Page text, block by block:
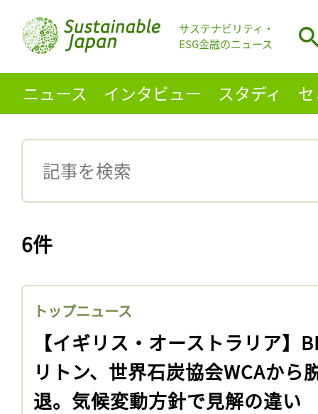
サステナビリティ・
ESG金融のニュース
ニュース インタビュー スタディ
6件
トップニュース
【イギリス・オーストラリア】
リトン、世界石炭協会WCAから
退。気候変動方針で見解の違い